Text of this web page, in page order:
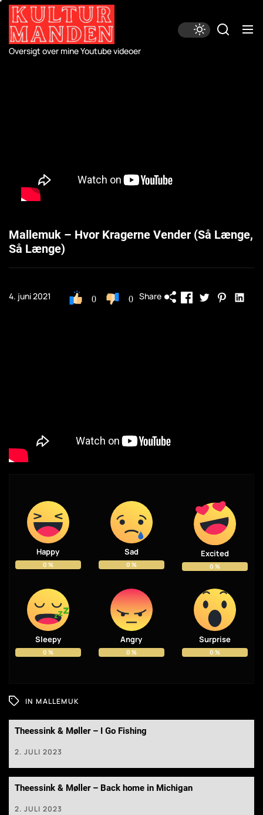
Skip
the
content
Oversigt over mine Youtube videoer
Mallemuk – Hvor Kragerne Vender (Så L​æ​nge,
Så L​æ​nge)
4. juni 2021 0 0 Share
Happy
0 %
Sad
0 %
Excited
0 %
Sleepy
0 %
Angry
0 %
Surprise
0 %
IN MALLEMUK
Theessink & Møller – I Go Fishing
2. JULI 2023
Theessink & Møller – Back home in Michigan
2. JULI 2023